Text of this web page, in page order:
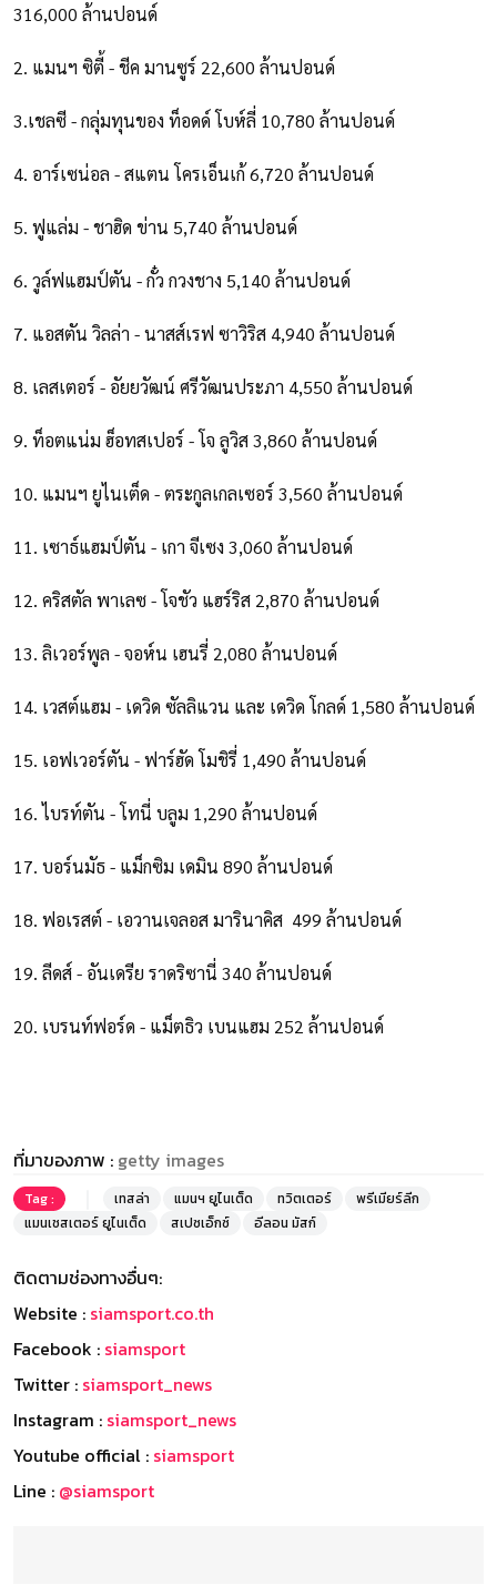
316,000 ล้านปอนด์
2. แมนฯ ซิตี้ - ชีค มานซูร์ 22,600 ล้านปอนด์
3.เชลซี - กลุ่มทุนของ ท็อดด์ โบห์ลี่ 10,780 ล้านปอนด์
4. อาร์เซน่อล - สแตน โครเอ็นเก้ 6,720 ล้านปอนด์
5. ฟูแล่ม - ชาฮิด ข่าน 5,740 ล้านปอนด์
6. วูล์ฟแฮมป์ตัน - กั๋ว กวงชาง 5,140 ล้านปอนด์
7. แอสตัน วิลล่า - นาสส์เรฟ ซาวิริส 4,940 ล้านปอนด์
8. เลสเตอร์ - อัยยวัฒน์ ศรีวัฒนประภา 4,550 ล้านปอนด์
9. ท็อตแน่ม ฮ็อทสเปอร์ - โจ ลูวิส 3,860 ล้านปอนด์
10. แมนฯ ยูไนเต็ด - ตระกูลเกลเซอร์ 3,560 ล้านปอนด์
11. เซาธ์แฮมป์ตัน - เกา จีเซง 3,060 ล้านปอนด์
12. คริสตัล พาเลซ - โจชัว แฮร์ริส 2,870 ล้านปอนด์
13. ลิเวอร์พูล - จอห์น เฮนรี่ 2,080 ล้านปอนด์
14. เวสต์แฮม - เดวิด ซัลลิแวน และ เดวิด โกลด์ 1,580 ล้านปอนด์
15. เอฟเวอร์ตัน - ฟาร์ฮัด โมชิรี่ 1,490 ล้านปอนด์
16. ไบรท์ตัน - โทนี่ บลูม 1,290 ล้านปอนด์
17. บอร์นมัธ - แม็กซิม เดมิน 890 ล้านปอนด์
18. ฟอเรสต์ - เอวานเจลอส มารินาคิส 499 ล้านปอนด์
19. ลีดส์ - อันเดรีย ราดริซานี่ 340 ล้านปอนด์
20. เบรนท์ฟอร์ด - แม็ตธิว เบนแฮม 252 ล้านปอนด์
ที่มาของภาพ : getty images
Tag : เทสล่า แมนฯ ยูไนเต็ด ทวิตเตอร์
พรีเมียร์ลีก
แมนเชสเตอร์ ยูไนเต็ด
สเปซเอ็กซ์ อีลอน มัสก์
ติดตามช่องทางอื่นๆ:
Website : siamsport.co.th
Facebook : siamsport
Twitter : siamsport_news
Instagram : siamsport_news
Youtube official : siamsport
Line : @siamsport